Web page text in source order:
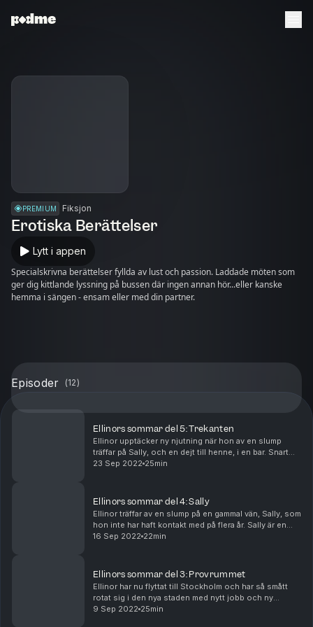
PREMIUM Fiksjon
Erotiska Berättelser
Lytt i appen
Specialskrivna berättelser fyllda av lust och passion. Laddade möten som
ger dig kittlande lyssning på bussen där ingen annan hör...eller kanske
hemma i sängen - ensam eller med din partner.
Episoder (12)
Ellinors sommar del 5: Trekanten
Ellinor upptäcker ny njutning när hon av en slump
träffar på Sally, och en dejt till henne, i en bar. Snart
hamnar de hemma hos honom och utforskar njutning
23 Sep 2022 25min
Ellinors sommar del 4: Sally
Ellinor träffar av en slump på en gammal vän, Sally, som
hon inte har haft kontakt med på flera år. Sally är en
impulsiv och energisk tjej och det dröjer inte länge
16 Sep 2022 22min
Ellinors sommar del 3: Provrummet
Ellinor har nu flyttat till Stockholm och har så smått
rotat sig i den nya staden med nytt jobb och ny
lägenhet. Det sexuella uppvaknandet som inletts i
9 Sep 2022 25min